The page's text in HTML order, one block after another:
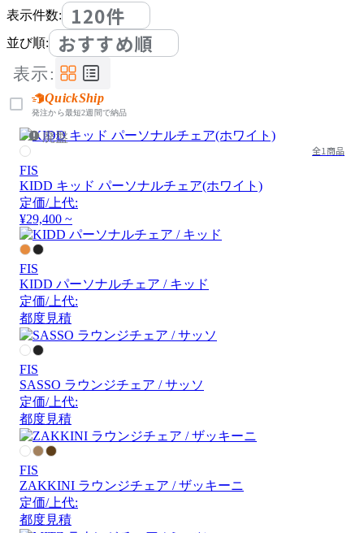
表示件数:
120件
並び順: おすすめ順
表示:
QuickShip
発注から最短2週間で納品
廃盤
全1商品
FIS
KIDD キッド パーソナルチェア(ホワイト)
定価/上代:
¥29,400 ~
FIS
KIDD パーソナルチェア / キッド
定価/上代:
都度見積
FIS
SASSO ラウンジチェア / サッソ
定価/上代:
都度見積
FIS
ZAKKINI ラウンジチェア / ザッキーニ
定価/上代:
都度見積